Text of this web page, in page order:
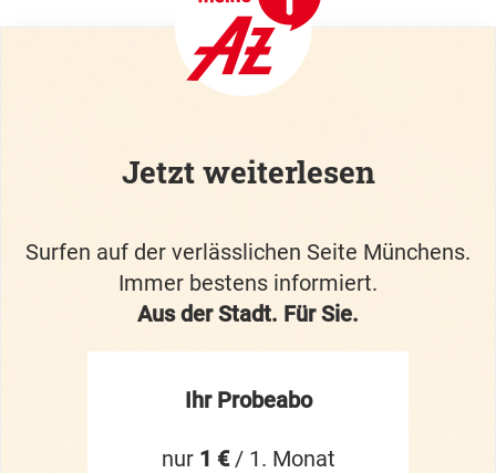
Jetzt weiterlesen
Surfen auf der verlässlichen Seite Münchens.
Immer bestens informiert.
Aus der Stadt. Für Sie.
Ihr Probeabo
nur 1 €/ 1. Monat